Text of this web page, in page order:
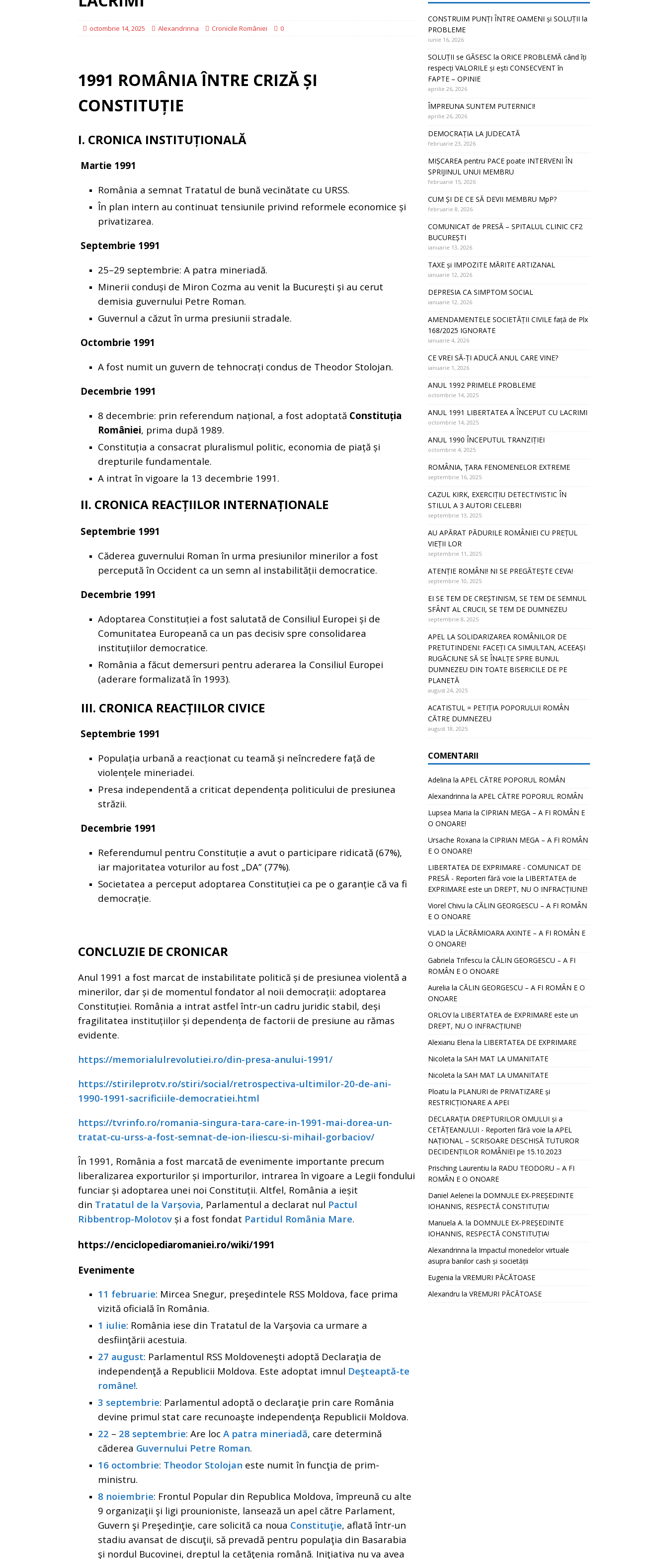
EDITORIAL
octombrie 14, 2025 Alexandrinna Cronicile României 0
1991 ROMÂNIA ÎNTRE CRIZĂ ȘI
CONSTITUȚIE
I. CRONICA INSTITUȚIONALĂ
Martie 1991
România a semnat Tratatul de bună vecinătate cu URSS.
În plan intern au continuat tensiunile privind reformele economice și
privatizarea.
Septembrie 1991
25–29 septembrie: A patra mineriadă.
Minerii conduși de Miron Cozma au venit la București și au cerut
demisia guvernului Petre Roman.
Guvernul a căzut în urma presiunii stradale.
Octombrie 1991
A fost numit un guvern de tehnocrați condus de Theodor Stolojan.
Decembrie 1991
8 decembrie: prin referendum național, a fost adoptată Constituția
României, prima după 1989.
Constituția a consacrat pluralismul politic, economia de piață și
drepturile fundamentale.
A intrat în vigoare la 13 decembrie 1991.
II. CRONICA REACȚIILOR INTERNAȚIONALE
Septembrie 1991
Căderea guvernului Roman în urma presiunilor minerilor a fost
percepută în Occident ca un semn al instabilității democratice.
Decembrie 1991
Adoptarea Constituției a fost salutată de Consiliul Europei și de
Comunitatea Europeană ca un pas decisiv spre consolidarea
instituțiilor democratice.
România a făcut demersuri pentru aderarea la Consiliul Europei
(aderare formalizată în 1993).
III. CRONICA REACȚIILOR CIVICE
Septembrie 1991
Populația urbană a reacționat cu teamă și neîncredere față de
violențele mineriadei.
Presa independentă a criticat dependența politicului de presiunea
străzii.
Decembrie 1991
Referendumul pentru Constituție a avut o participare ridicată (67%),
iar majoritatea voturilor au fost „DA” (77%).
Societatea a perceput adoptarea Constituției ca pe o garanție că va fi
democrație.
CONCLUZIE DE CRONICAR
Anul 1991 a fost marcat de instabilitate politică și de presiunea violentă a
minerilor, dar și de momentul fondator al noii democrații: adoptarea
Constituției. România a intrat astfel într-un cadru juridic stabil, deși
fragilitatea instituțiilor și dependența de factorii de presiune au rămas
evidente.
https://memorialulrevolutiei.ro/din-presa-anului-1991/
https://stirileprotv.ro/stiri/social/retrospectiva-ultimilor-20-de-ani-
1990-1991-sacrificiile-democratiei.html
https://tvrinfo.ro/romania-singura-tara-care-in-1991-mai-dorea-un-
tratat-cu-urss-a-fost-semnat-de-ion-iliescu-si-mihail-gorbaciov/
În 1991, România a fost marcată de evenimente importante precum
liberalizarea exporturilor și importurilor, intrarea în vigoare a Legii fondului
funciar și adoptarea unei noi Constituții. Altfel, România a ieșit
din Tratatul de la Varșovia, Parlamentul a declarat nul Pactul
Ribbentrop-Molotov și a fost fondat Partidul România Mare.
https://enciclopediaromaniei.ro/wiki/1991
Evenimente
11 februarie: Mircea Snegur, preşedintele RSS Moldova, face prima
vizită oficială în România.
1 iulie: România iese din Tratatul de la Varşovia ca urmare a
desfiinţării acestuia.
27 august: Parlamentul RSS Moldoveneşti adoptă Declaraţia de
independenţă a Republicii Moldova. Este adoptat imnul Deşteaptă-te
române!.
3 septembrie: Parlamentul adoptă o declaraţie prin care România
devine primul stat care recunoaşte independenţa Republicii Moldova.
22 – 28 septembrie: Are loc A patra mineriadă, care determină
căderea Guvernului Petre Roman.
16 octombrie: Theodor Stolojan este numit în funcţia de prim-
ministru.
8 noiembrie: Frontul Popular din Republica Moldova, împreună cu alte
9 organizaţii şi ligi prounioniste, lansează un apel către Parlament,
Guvern şi Preşedinţie, care solicită ca noua Constituţie, aflată într-un
stadiu avansat de discuţii, să prevadă pentru populaţia din Basarabia
şi nordul Bucovinei, dreptul la cetăţenia română. Iniţiativa nu va avea
CONSTRUIM PUNȚI ÎNTRE OAMENI și SOLUȚII la
PROBLEME
iunie 16, 2026
SOLUȚII se GĂSESC la ORICE PROBLEMĂ când îți
respecți VALORILE și ești CONSECVENT în
FAPTE – OPINIE
aprilie 26, 2026
ÎMPREUNA SUNTEM PUTERNICI!
aprilie 26, 2026
DEMOCRAȚIA LA JUDECATĂ
februarie 23, 2026
MIȘCAREA pentru PACE poate INTERVENI ÎN
SPRIJINUL UNUI MEMBRU
februarie 15, 2026
CUM ȘI DE CE SĂ DEVII MEMBRU MpP?
februarie 8, 2026
COMUNICAT de PRESĂ – SPITALUL CLINIC CF2
BUCUREȘTI
ianuarie 13, 2026
TAXE și IMPOZITE MĂRITE ARTIZANAL
ianuarie 12, 2026
DEPRESIA CA SIMPTOM SOCIAL
ianuarie 12, 2026
AMENDAMENTELE SOCIETĂȚII CIVILE față de Plx
168/2025 IGNORATE
ianuarie 4, 2026
CE VREI SĂ-ȚI ADUCĂ ANUL CARE VINE?
ianuarie 1, 2026
ANUL 1992 PRIMELE PROBLEME
octombrie 14, 2025
ANUL 1991 LIBERTATEA A ÎNCEPUT CU LACRIMI
octombrie 14, 2025
ANUL 1990 ÎNCEPUTUL TRANZIȚIEI
octombrie 4, 2025
ROMÂNIA, ȚARA FENOMENELOR EXTREME
septembrie 16, 2025
CAZUL KIRK, EXERCIȚIU DETECTIVISTIC ÎN
STILUL A 3 AUTORI CELEBRI
septembrie 13, 2025
AU APĂRAT PĂDURILE ROMÂNIEI CU PREȚUL
VIEȚII LOR
septembrie 11, 2025
ATENȚIE ROMÂNI! NI SE PREGĂTEȘTE CEVA!
septembrie 10, 2025
EI SE TEM DE CREȘTINISM, SE TEM DE SEMNUL
SFÂNT AL CRUCII, SE TEM DE DUMNEZEU
septembrie 8, 2025
APEL LA SOLIDARIZAREA ROMÂNILOR DE
PRETUTINDENI: FACEȚI CA SIMULTAN, ACEEAȘI
RUGĂCIUNE SĂ SE ÎNALȚE SPRE BUNUL
DUMNEZEU DIN TOATE BISERICILE DE PE
PLANETĂ
august 24, 2025
ACATISTUL = PETIȚIA POPORULUI ROMÂN
CĂTRE DUMNEZEU
august 18, 2025
COMENTARII
Adelina la APEL CĂTRE POPORUL ROMÂN
Alexandrinna la APEL CĂTRE POPORUL ROMÂN
Lupsea Maria la CIPRIAN MEGA – A FI ROMÂN E
O ONOARE!
Ursache Roxana la CIPRIAN MEGA – A FI ROMÂN
E O ONOARE!
LIBERTATEA DE EXPRIMARE - COMUNICAT DE
PRESĂ - Reporteri fără voie la LIBERTATEA de
EXPRIMARE este un DREPT, NU O INFRACȚIUNE!
Viorel Chivu la CĂLIN GEORGESCU – A FI ROMÂN
E O ONOARE
VLAD la LĂCRĂMIOARA AXINTE – A FI ROMÂN E
O ONOARE!
Gabriela Trifescu la CĂLIN GEORGESCU – A FI
ROMÂN E O ONOARE
Aurelia la CĂLIN GEORGESCU – A FI ROMÂN E O
ONOARE
ORLOVla LIBERTATEA de EXPRIMARE este un
DREPT, NU O INFRACȚIUNE!
Alexianu Elena la LIBERTATEA DE EXPRIMARE
Nicoleta la SAH MAT LA UMANITATE
Nicoleta la SAH MAT LA UMANITATE
Ploatu la PLANURI de PRIVATIZARE și
RESTRICȚIONARE A APEI
DECLARAȚIA DREPTURILOR OMULUI și a
CETĂȚEANULUI - Reporteri fără voie la APEL
NAȚIONAL – SCRISOARE DESCHISĂ TUTUROR
DECIDENȚILOR ROMÂNIEI pe 15.10.2023
Prisching Laurentiu la RADU TEODORU – A FI
ROMÂN E O ONOARE
Daniel Aelenei la DOMNULE EX-PREȘEDINTE
IOHANNIS, RESPECTĂ CONSTITUȚIA!
Manuela A. la DOMNULE EX-PREȘEDINTE
IOHANNIS, RESPECTĂ CONSTITUȚIA!
Alexandrinna la Impactul monedelor virtuale
asupra banilor cash și societății
Eugenia la VREMURI PĂCĂTOASE
Alexandru la VREMURI PĂCĂTOASE